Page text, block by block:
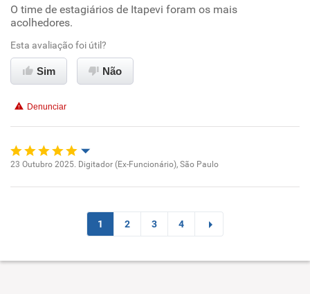
Oportunidade de promoção
Ambiente de trabalho
Conciliação com a vida familiar
Recomenda esta empresa
O time de estagiários de Itapevi foram os mais
acolhedores.
Esta avaliação foi útil?
Sim Não
Denunciar
Ambiente de trabalho
23 Outubro 2025. Digitador (Ex-Funcionário), São Paulo
1 2 3 4